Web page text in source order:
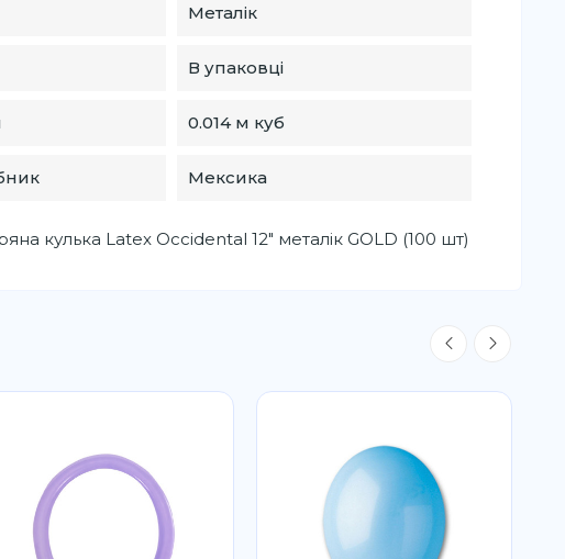
Металік
В упаковці
0.014 м куб
Мексика
кулька Latex Occidental 12" металік GOLD (100 шт)